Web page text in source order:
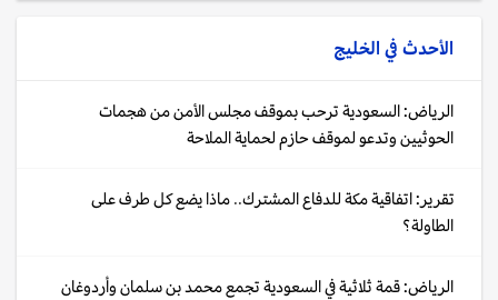
الأحدث في الخليج
الرياض: السعودية ترحب بموقف مجلس الأمن من هجمات
الحوثيين وتدعو لموقف حازم لحماية الملاحة
تقرير: اتفاقية مكة للدفاع المشترك.. ماذا يضع كل طرف على
الطاولة؟
الرياض: قمة ثلاثية في السعودية تجمع محمد بن سلمان وأردوغان